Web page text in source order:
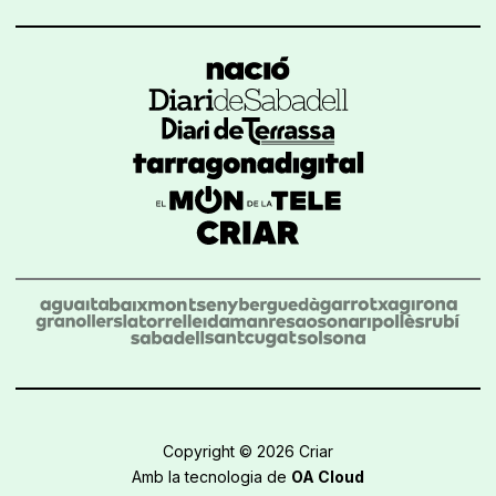
Copyright © 2026 Criar
Amb la tecnologia de OA Cloud